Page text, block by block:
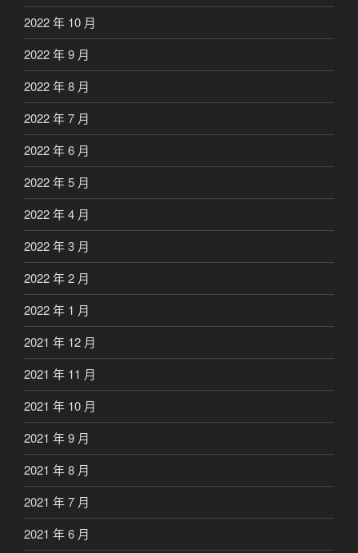
2022 年 10 月
2022 年 9 月
2022 年 8 月
2022 年 7 月
2022 年 6 月
2022 年 5 月
2022 年 4 月
2022 年 3 月
2022 年 2 月
2022 年 1 月
2021 年 12 月
2021 年 11 月
2021 年 10 月
2021 年 9 月
2021 年 8 月
2021 年 7 月
2021 年 6 月